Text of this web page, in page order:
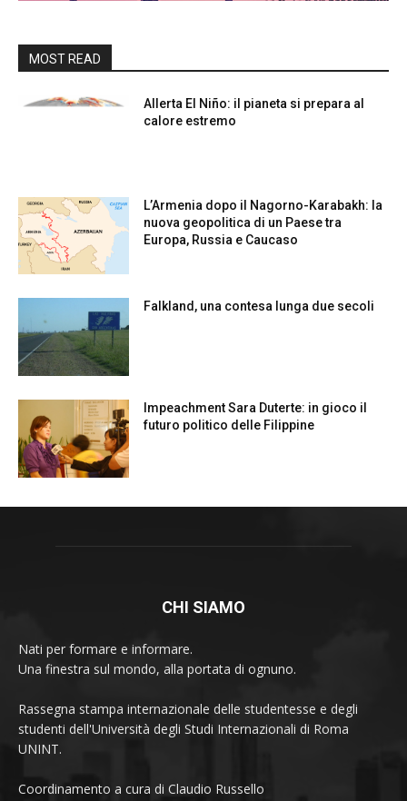
MOST READ
Allerta El Niño: il pianeta si prepara al
calore estremo
L’Armenia dopo il Nagorno-Karabakh: la
nuova geopolitica di un Paese tra
Europa, Russia e Caucaso
Falkland, una contesa lunga due secoli
Impeachment Sara Duterte: in gioco il
futuro politico delle Filippine
CHI SIAMO
Nati per formare e informare.
Una finestra sul mondo, alla portata di ognuno.
Rassegna stampa internazionale delle studentesse e degli
studenti dell'Università degli Studi Internazionali di Roma
UNINT.
Coordinamento a cura di Claudio Russello